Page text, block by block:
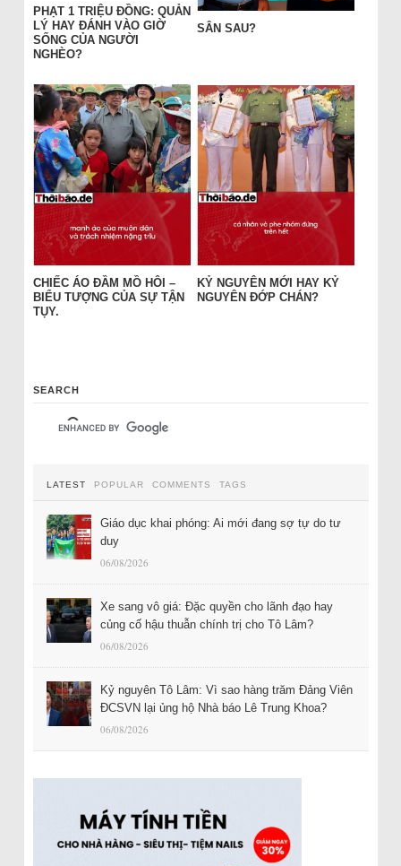
PHẠT 1 TRIỆU ĐỒNG: QUẢN
LÝ HAY ĐÁNH VÀO GIỜ
SỐNG CỦA NGƯỜI
NGHÈO?
SÂN SAU?
CHIẾC ÁO ĐẦM MỒ HÔI –
BIỂU TƯỢNG CỦA SỰ TẬN
TỤY.
KỶ NGUYÊN MỚI HAY KỶ
NGUYÊN ĐỚP CHÁN?
SEARCH
LATEST POPULAR COMMENTS TAGS
Giáo dục khai phóng: Ai mới đang sợ tự do tư
duy
06/08/2026
Xe sang vô giá: Đặc quyền cho lãnh đạo hay
củng cố hậu thuẫn chính trị cho Tô Lâm?
06/08/2026
Kỷ nguyên Tô Lâm: Vì sao hàng trăm Đảng Viên
ĐCSVN lại ủng hộ Nhà báo Lê Trung Khoa?
06/08/2026